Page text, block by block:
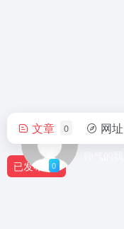
001128
文章 0 网址
已发布 0